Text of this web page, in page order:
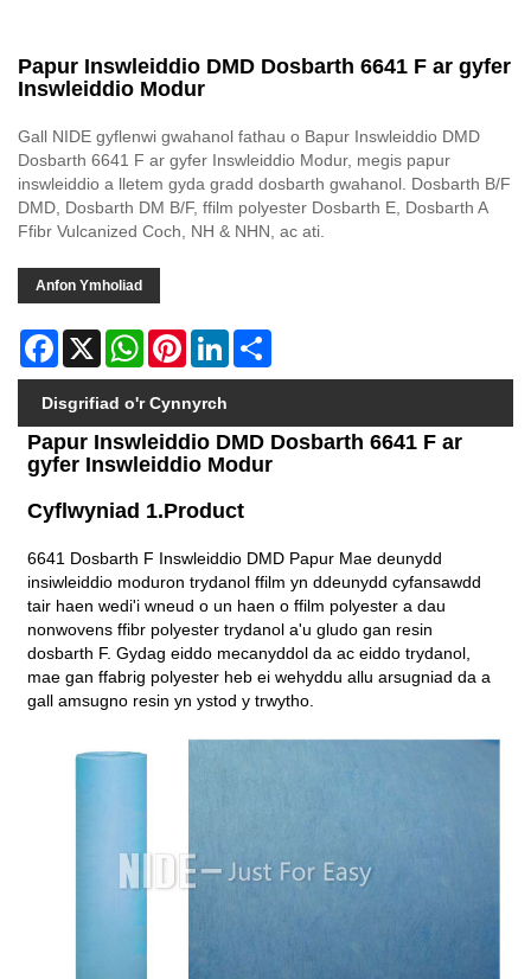
Papur Inswleiddio DMD Dosbarth 6641 F ar gyfer
Inswleiddio Modur
Gall NIDE gyflenwi gwahanol fathau o Bapur Inswleiddio DMD
Dosbarth 6641 F ar gyfer Inswleiddio Modur, megis papur
inswleiddio a lletem gyda gradd dosbarth gwahanol. Dosbarth B/F
DMD, Dosbarth DM B/F, ffilm polyester Dosbarth E, Dosbarth A
Ffibr Vulcanized Coch, NH & NHN, ac ati.
Anfon Ymholiad
Facebook
X WhatsAppPinterestLinkedIn
Disgrifiad o'r Cynnyrch
Papur Inswleiddio DMD Dosbarth 6641 F ar
gyfer Inswleiddio Modur
Cyflwyniad 1.Product
6641 Dosbarth F Inswleiddio DMD Papur Mae deunydd
insiwleiddio moduron trydanol ffilm yn ddeunydd cyfansawdd
tair haen wedi'i wneud o un haen o ffilm polyester a dau
nonwovens ffibr polyester trydanol a'u gludo gan resin
dosbarth F. Gydag eiddo mecanyddol da ac eiddo trydanol,
mae gan ffabrig polyester heb ei wehyddu allu arsugniad da a
gall amsugno resin yn ystod y trwytho.